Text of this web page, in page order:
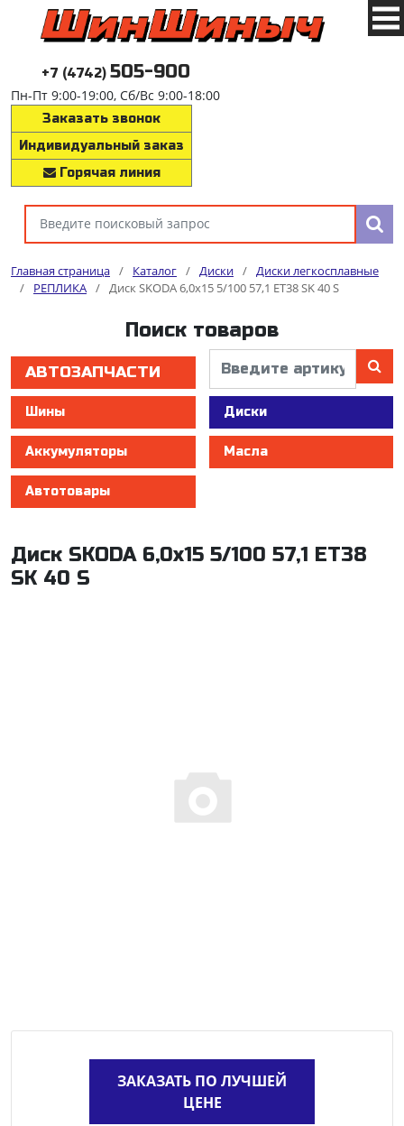
+7 (4742) 505-900
Пн-Пт 9:00-19:00, Сб/Вс 9:00-18:00
Заказать звонок
Индивидуальный заказ
Горячая линия
Главная страница / Каталог / Диски / Диски легкосплавные
/
РЕПЛИКА / Диск SKODA 6,0x15 5/100 57,1 ET38 SK 40 S
Поиск товаров
АВТОЗАПЧАСТИ
Шины Диски
Аккумуляторы Масла
Автотовары
Диск SKODA 6,0x15 5/100 57,1 ET38
SK 40 S
ЗАКАЗАТЬ ПО ЛУЧШЕЙ
ЦЕНЕ